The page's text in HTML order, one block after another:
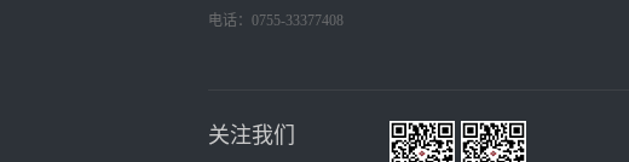
电话：0755-33377408
关注我们